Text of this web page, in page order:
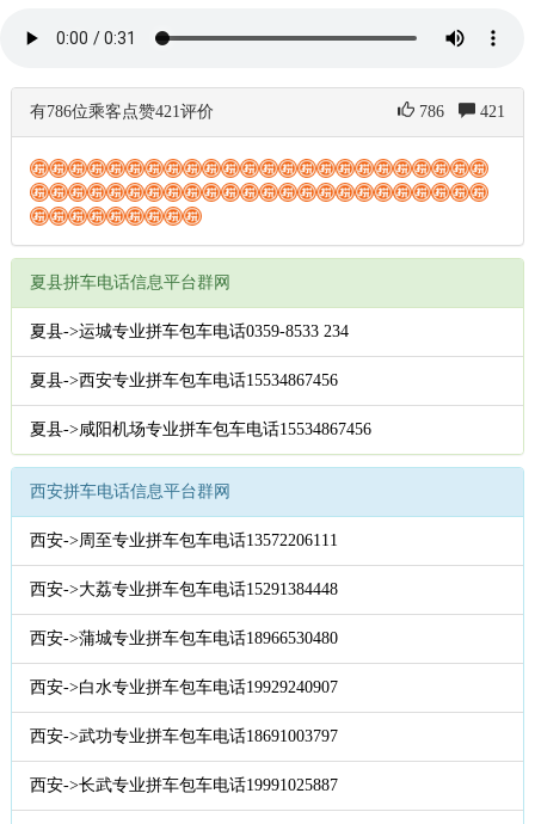
有786位乘客点赞421评价 786 421
夏县拼车电话信息平台群网
夏县->运城专业拼车包车电话0359-8533 234
夏县->西安专业拼车包车电话15534867456
夏县->咸阳机场专业拼车包车电话15534867456
西安拼车电话信息平台群网
西安->周至专业拼车包车电话13572206111
西安->大荔专业拼车包车电话15291384448
西安->蒲城专业拼车包车电话18966530480
西安->白水专业拼车包车电话19929240907
西安->武功专业拼车包车电话18691003797
西安->长武专业拼车包车电话19991025887